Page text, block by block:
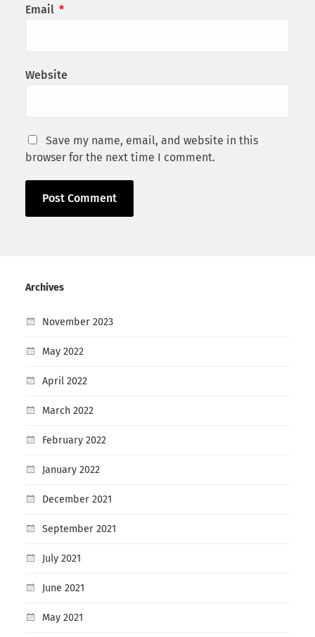
Email *
Website
Save my name, email, and website in this
browser for the next time I comment.
Archives
November 2023
May 2022
April 2022
March 2022
February 2022
January 2022
December 2021
September 2021
July 2021
June 2021
May 2021